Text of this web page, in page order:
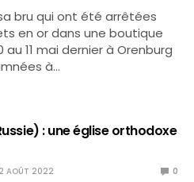
bru qui ont été arrêtées
en or dans une boutique
au 11 mai dernier à Orenburg
à…
: une église orthodoxe
AOÛT 2022 0